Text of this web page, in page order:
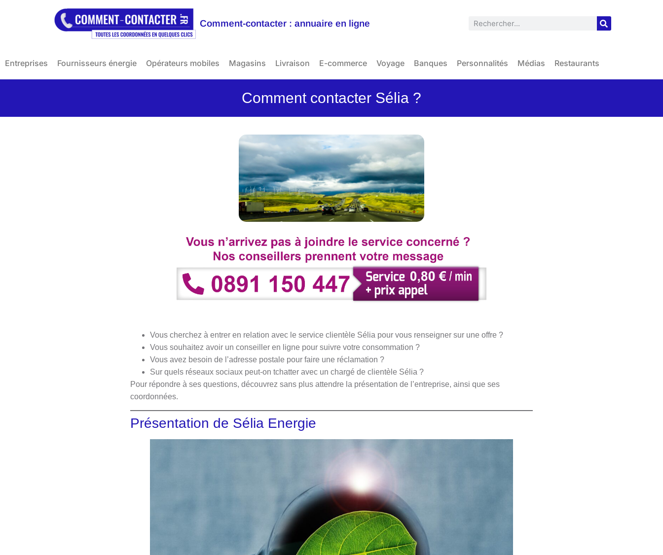
Comment-contacter : annuaire en ligne
Entreprises Fournisseurs énergie Opérateurs mobiles Magasins Livraison E-commerce Voyage Banques Personnalités Médias Restaurants
Comment contacter Sélia ?
Vous cherchez à entrer en relation avec le service clientèle Sélia pour vous renseigner sur une offre ?
Vous souhaitez avoir un conseiller en ligne pour suivre votre consommation ?
Vous avez besoin de l’adresse postale pour faire une réclamation ?
Sur quels réseaux sociaux peut-on tchatter avec un chargé de clientèle Sélia ?
Pour répondre à ses questions, découvrez sans plus attendre la présentation de l’entreprise, ainsi que ses
coordonnées.
Présentation de Sélia Energie